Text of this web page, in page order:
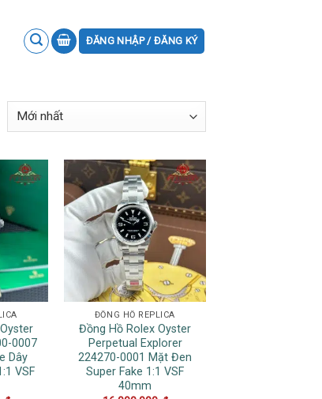
ĐĂNG NHẬP / ĐĂNG KÝ
0007
Dây
VSF
ĐỒNG HỒ REPLICA
Đồng Hồ Rolex Oyster
Perpetual Explorer
224270-0001 Mặt Đen
Super Fake 1:1 VSF
40mm